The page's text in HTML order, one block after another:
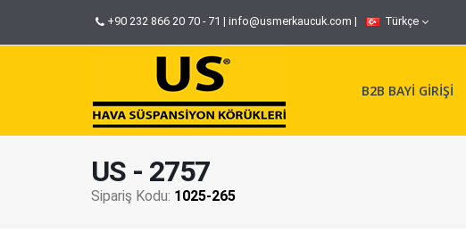
+90 232 866 20 70 - 71 | info@usmerkaucuk.com | Türkçe
B2B BAYİ GİRİŞİ
US - 2757
Sipariş Kodu: 1025-265